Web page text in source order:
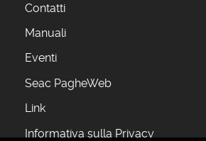
Contatti
Manuali
Eventi
Seac PagheWeb
Link
Informativa sulla Privacy